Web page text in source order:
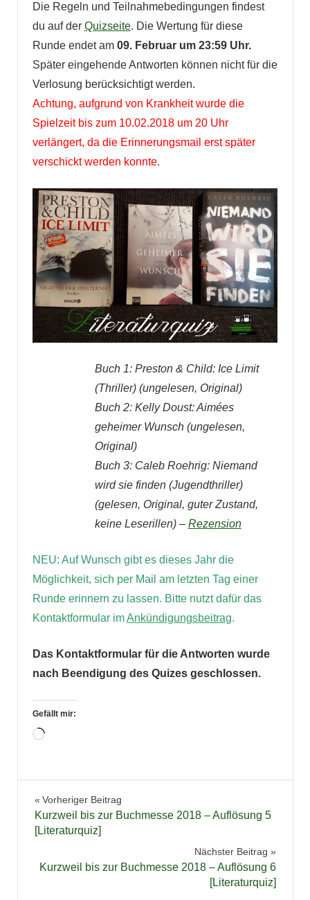
Die Regeln und Teilnahmebedingungen findest
du auf der Quizseite. Die Wertung für diese
Runde endet am 09. Februar um 23:59 Uhr.
Später eingehende Antworten können nicht für die
Verlosung berücksichtigt werden.
Achtung, aufgrund von Krankheit wurde die
Spielzeit bis zum 10.02.2018 um 20 Uhr
verlängert, da die Erinnerungsmail erst später
verschickt werden konnte.
Buch 1: Preston & Child: Ice Limit
(Thriller)(ungelesen, Original)
Buch 2: Kelly Doust: Aimées
geheimer Wunsch (ungelesen,
Original)
Buch 3: Caleb Roehrig: Niemand
wird sie finden (Jugendthriller)
(gelesen, Original, guter Zustand,
keine Leserillen) – Rezension
NEU: Auf Wunsch gibt es dieses Jahr die
Möglichkeit, sich per Mail am letzten Tag einer
Runde erinnern zu lassen. Bitte nutzt dafür das
Kontaktformular imAnkündigungsbeitrag.
Das Kontaktformular für die Antworten wurde
nach Beendigung des Quizes geschlossen.
Gefällt mir:
Wird
Gewinnspiel
Literaturquiz
Verlosung
Beitragsnavigation
Vorheriger Beitrag
Kurzweil bis zur Buchmesse 2018 – Auflösung 5
[Literaturquiz]
Nächster Beitrag
Kurzweil bis zur Buchmesse 2018 – Auflösung 6
[Literaturquiz]